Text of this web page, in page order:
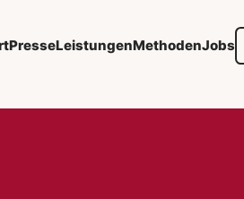
PresseLeistungenMethodenJobs